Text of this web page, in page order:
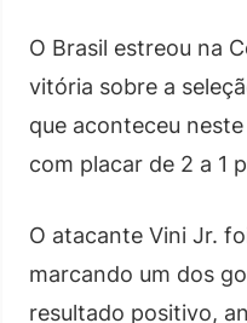
O Brasil estreou na
vitória sobre a
que aconteceu
com placar de 2 a 1
O atacante Vini Jr.
marcando um dos
resultado positivo,